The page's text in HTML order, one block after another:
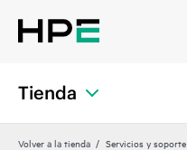
Tienda
Volver a la tienda Servicios y soporte